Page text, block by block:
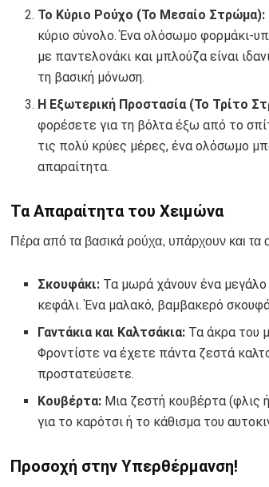
Το Κύριο Ρούχο (Το Μεσαίο Στρώμα):
κύριο σύνολο. Ένα ολόσωμο φορμάκι-
με παντελονάκι και μπλούζα είναι
τη βασική μόνωση.
Η Εξωτερική Προστασία (Το Τρίτο
φορέσετε για τη βόλτα έξω από το
τις πολύ κρύες μέρες, ένα ολόσωμο
απαραίτητα.
Τα Απαραίτητα του Χειμώνα
Πέρα από τα βασικά ρούχα, υπάρχουν και τα
Σκουφάκι: Τα μωρά χάνουν ένα
κεφάλι. Ένα μαλακό, βαμβακερό
Γαντάκια και Καλτσάκια: Τα άκρα του
Φροντίστε να έχετε πάντα ζεστά
προστατεύσετε.
Κουβέρτα: Μια ζεστή κουβέρτα (φλις
για το καρότσι ή το κάθισμα του
Προσοχή στην Υπερθέρμανση!